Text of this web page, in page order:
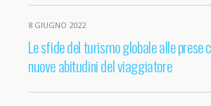
8 GIUGNO 2022
Le sfide del turismo globale alle prese
nuove abitudini del viaggiatore